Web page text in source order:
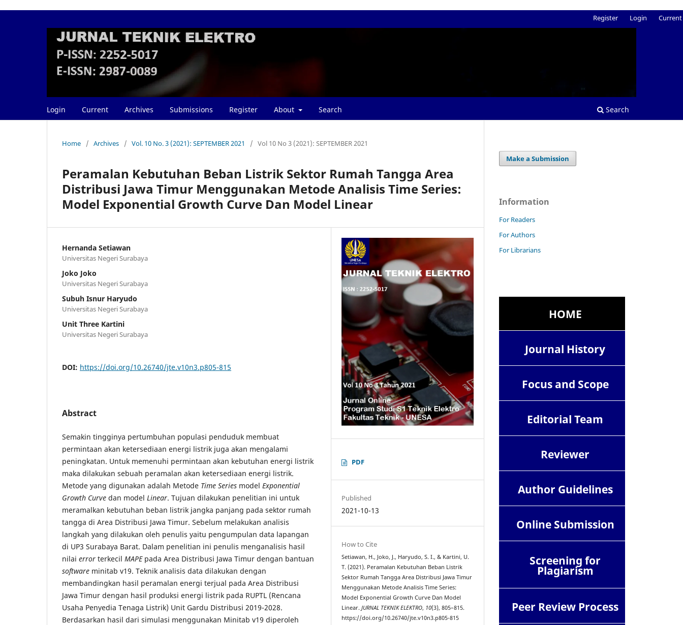
Login Current Archives Submissions Register About Search Search
Register Login Current
Home / Archives / Vol. 10 No. 3 (2021): SEPTEMBER 2021 / Vol 10 No 3 (2021): SEPTEMBER 2021
Peramalan Kebutuhan Beban Listrik Sektor Rumah Tangga Area
Distribusi Jawa Timur Menggunakan Metode Analisis Time Series:
Model Exponential Growth Curve Dan Model Linear
Hernanda Setiawan
Universitas Negeri Surabaya
Joko Joko
Universitas Negeri Surabaya
Subuh Isnur Haryudo
Universitas Negeri Surabaya
Unit Three Kartini
Universitas Negeri Surabaya
DOI: https://doi.org/10.26740/jte.v10n3.p805-815
Abstract
Semakin tingginya pertumbuhan populasi penduduk membuat
permintaan akan ketersediaan energi listrik juga akan mengalami
peningkatan. Untuk memenuhi permintaan akan kebutuhan energi listrik
maka dilakukan sebuah peramalan akan ketersediaan energi listrik.
Metode yang digunakan adalah Metode Time Series model Exponential
Growth Curve dan model Linear. Tujuan dilakukan penelitian ini untuk
meramalkan kebutuhan beban listrik jangka panjang pada sektor rumah
tangga di Area Distribusi Jawa Timur. Sebelum melakukan analisis
langkah yang dilakukan oleh penulis yaitu pengumpulan data lapangan
di UP3 Surabaya Barat. Dalam penelitian ini penulis menganalisis hasil
nilai error terkecil MAPEpada Area Distribusi Jawa Timur dengan bantuan
software minitab v19. Teknik analisis data dilakukan dengan
membandingkan hasil peramalan energi terjual pada Area Distribusi
Jawa Timur dengan hasil produksi energi listrik pada RUPTL (Rencana
Usaha Penyedia Tenaga Listrik) Unit Gardu Distribusi 2019-2028.
Berdasarkan hasil dari simulasi menggunakan Minitab v19 diperoleh
PDF
Published
2021-10-13
How to Cite
Setiawan, H., Joko, J., Haryudo, S. I., & Kartini, U.
T. (2021). Peramalan Kebutuhan Beban Listrik
Sektor Rumah Tangga Area Distribusi Jawa Timur
Menggunakan Metode Analisis Time Series:
Model Exponential Growth Curve Dan Model
Linear.JURNAL TEKNIK ELEKTRO, 10(3), 805–815.
https://doi.org/10.26740/jte.v10n3.p805-815
Make a Submission
Information
For Readers
For Authors
For Librarians
HOME
Journal History
Focus and Scope
Editorial Team
Reviewer
Author Guidelines
Online Submission
Screening for
Plagiarism
Peer Review Process